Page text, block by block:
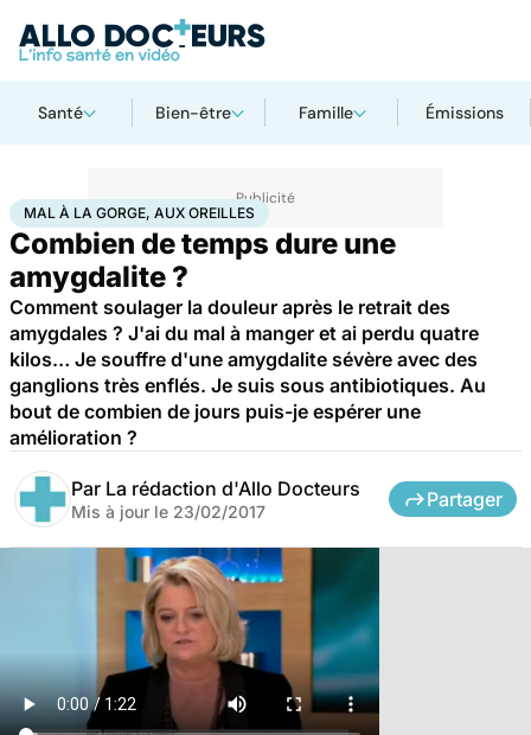
Santé Bien-être Famille Émissions
Accueil SantéBobos du quotidienMal à la gorge, aux oreilles
MAL À LA GORGE, AUX OREILLES
Combien de temps dure une
amygdalite ?
Comment soulager la douleur après le retrait des
amygdales ? J'ai du mal à manger et ai perdu quatre
kilos… Je souffre d'une amygdalite sévère avec des
ganglions très enflés. Je suis sous antibiotiques. Au
bout de combien de jours puis-je espérer une
amélioration ?
Par La rédaction d'Allo Docteurs
Mis à jour le 23/02/2017
Partager